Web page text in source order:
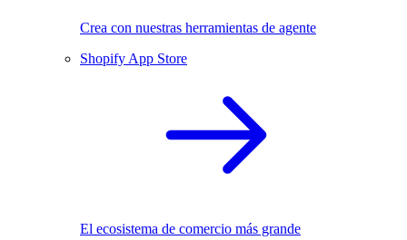
Crea con nuestras herramientas de agente
Shopify App Store
El ecosistema de comercio más grande